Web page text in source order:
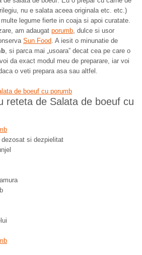
nu e salata aceea originala etc. etc.)
legume fierte in coaja si apoi curatate.
am adaugat porumb, dulce si usor
Sun Food. A iesit o minunatie de
, si parca mai „usoara” decat cea pe care o
da exact modul meu de preparare, iar voi
o veti prepara asa sau altfel.
reteta de Salata de boeuf cu
si dezpielitat